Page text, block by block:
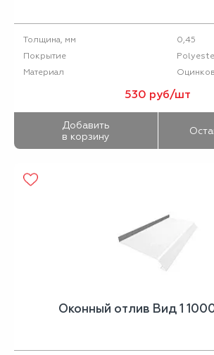
Толщина, мм
0,45
Покрытие
Материал
530 руб/шт
Добавить
в корзину
Оконный отлив Вид 1